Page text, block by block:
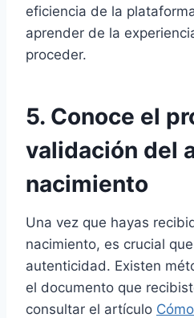
eficiencia de la
aprender de la
proceder.
5. Conoce el
validación del
nacimiento
Una vez que hayas
nacimiento, es crucial
autenticidad. Existen
el documento que
consultar el artículo